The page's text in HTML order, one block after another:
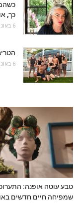
כך,
6 באוגוסט 2026
6 באוגוסט 2026
טבע עוטה אופנה:
שמפיחה חיים חדשים